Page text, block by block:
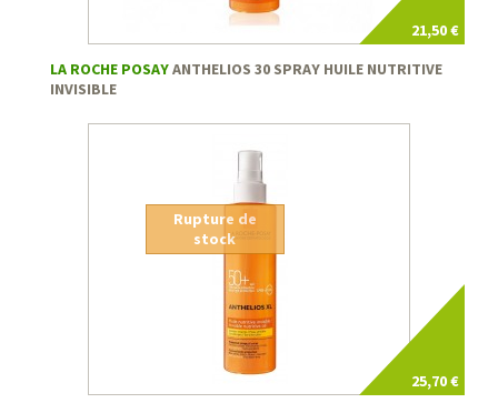
21,50 €
LA ROCHE POSAYANTHELIOS 30 SPRAY HUILE NUTRITIVE
INVISIBLE
25,70 €
Rupture de
stock